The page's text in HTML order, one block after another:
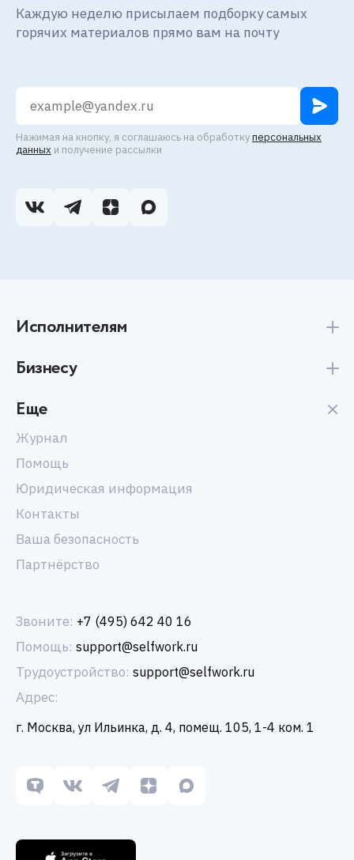
Каждую неделю присылаем подборку самых
горячих материалов прямо вам на почту
Нажимая на кнопку, я соглашаюсь на обработкуперсональных
данных и получение рассылки
Исполнителям
Бизнесу
Еще
Журнал
Помощь
Юридическая информация
Контакты
Ваша безопасность
Партнёрство
Звоните: +7 (495) 642 40 16
Помощь: support@selfwork.ru
Трудоустройство: support@selfwork.ru
Адрес:
г. Москва, ул Ильинка, д. 4, помещ. 105, 1-4 ком. 1